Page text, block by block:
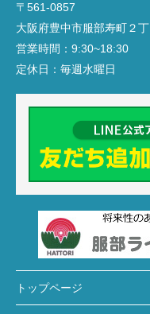
〒561-0857
大阪府豊中市服部寿町２
営業時間： 9:30~18:30
定休日： 毎週水曜日
トップページ